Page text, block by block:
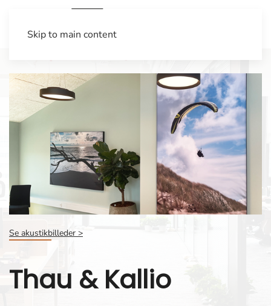
Skip to main content
Se akustikbilleder >
Thau & Kallio